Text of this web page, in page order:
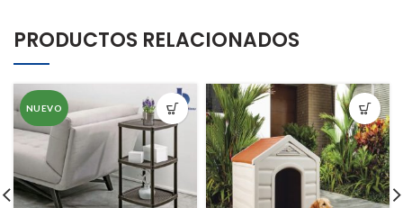
PRODUCTOS RELACIONADOS
NUEVO